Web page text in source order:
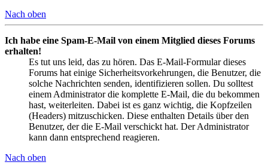
Nach oben
Ich habe eine Spam-E-Mail von einem Mitglied dieses Forums
erhalten!
Es tut uns leid, das zu hören. Das E-Mail-Formular dieses
Forums hat einige Sicherheitsvorkehrungen, die Benutzer, die
solche Nachrichten senden, identifizieren sollen. Du solltest
einem Administrator die komplette E-Mail, die du bekommen
hast, weiterleiten. Dabei ist es ganz wichtig, die Kopfzeilen
(Headers) mitzuschicken. Diese enthalten Details über den
Benutzer, der die E-Mail verschickt hat. Der Administrator
kann dann entsprechend reagieren.
Nach oben